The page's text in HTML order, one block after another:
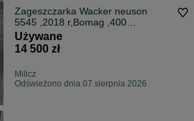
Zageszczarka Wacker neuson
5545 ,2018 r,Bomag ,400
kg,GWARANCJA,czujnik
zageszczania
Używane
14 500 zł
Milicz
Odświeżono dnia 07 sierpnia 2026